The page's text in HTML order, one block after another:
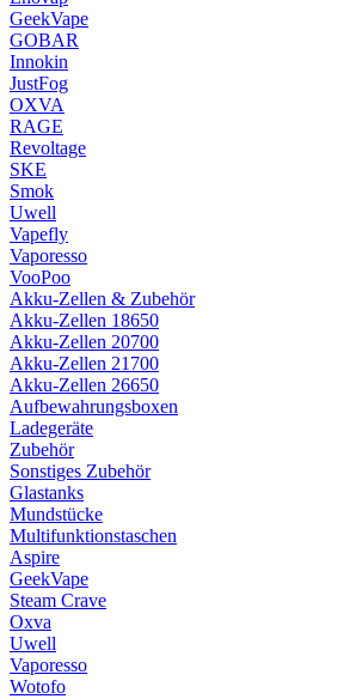
GeekVape
GOBAR
Innokin
JustFog
OXVA
RAGE
Revoltage
SKE
Smok
Uwell
Vapefly
Vaporesso
VooPoo
Akku-Zellen & Zubehör
Akku-Zellen 18650
Akku-Zellen 20700
Akku-Zellen 21700
Akku-Zellen 26650
Aufbewahrungsboxen
Ladegeräte
Zubehör
Sonstiges Zubehör
Glastanks
Mundstücke
Multifunktionstaschen
Aspire
GeekVape
Steam Crave
Oxva
Uwell
Vaporesso
Wotofo